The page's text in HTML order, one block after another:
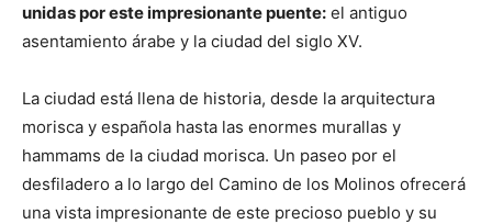
unidas por este impresionante puente: el antiguo
asentamiento árabe y la ciudad del siglo XV.
La ciudad está llena de historia, desde la arquitectura
morisca y española hasta las enormes murallas y
hammams de la ciudad morisca. Un paseo por el
desfiladero a lo largo del Camino de los Molinos ofrecerá
una vista impresionante de este precioso pueblo y su